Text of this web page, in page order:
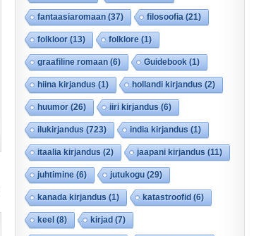
fantaasiaromaan(37) filosoofia (21)
folkloor(13) folklore(1)
graafiline romaan(6) Guidebook(1)
hiina kirjandus(1) hollandi kirjandus(2)
huumor(26) iiri kirjandus(6)
ilukirjandus(723) india kirjandus(1)
itaalia kirjandus(2) jaapani kirjandus(11)
juhtimine(6) jutukogu(29)
kanada kirjandus(1) katastroofid(6)
keel(8) kirjad(7)